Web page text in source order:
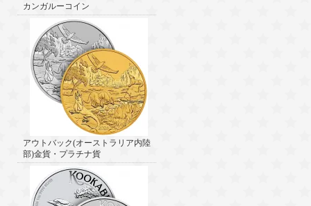
カンガルーコイン
アウトバック(オーストラリア内陸
部)金貨・プラチナ貨